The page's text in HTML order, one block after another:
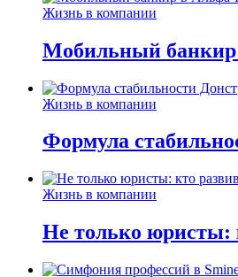
Жизнь в компании
Мобильный банкир
Жизнь в компании
Формула
Жизнь в компании
Не только юристы: